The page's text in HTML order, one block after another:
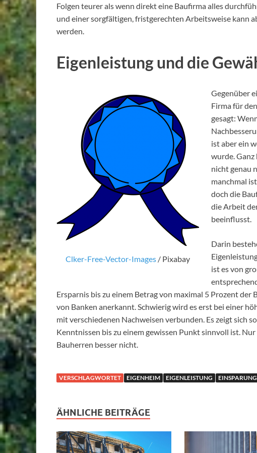
Folgen teurer als wenn direkt eine Baufirma alles
und einer sorgfältigen, fristgerechten Arbeitsweise kann
werden.
Eigenleistung und die
Clker-Free-Vector-Images / Pixabay
Gegenüber
Firma für
gesagt:
ist aber ein
wurde.
nicht genau
manchmal
doch die
die Arbeit
beeinflusst.
Darin
ist es von
Ersparnis bis zu einem Betrag von maximal 5 Prozent
von Banken anerkannt. Schwierig wird es erst bei einer
mit verschiedenen Nachweisen verbunden. Es zeigt sich
Kenntnissen bis zu einem gewissen Punkt sinnvoll ist.
Bauherren besser nicht.
VERSCHLAGWORTET EIGENHEIM EIGENLEISTUNG EINSPARUNG
ÄHNLICHE BEITRÄGE